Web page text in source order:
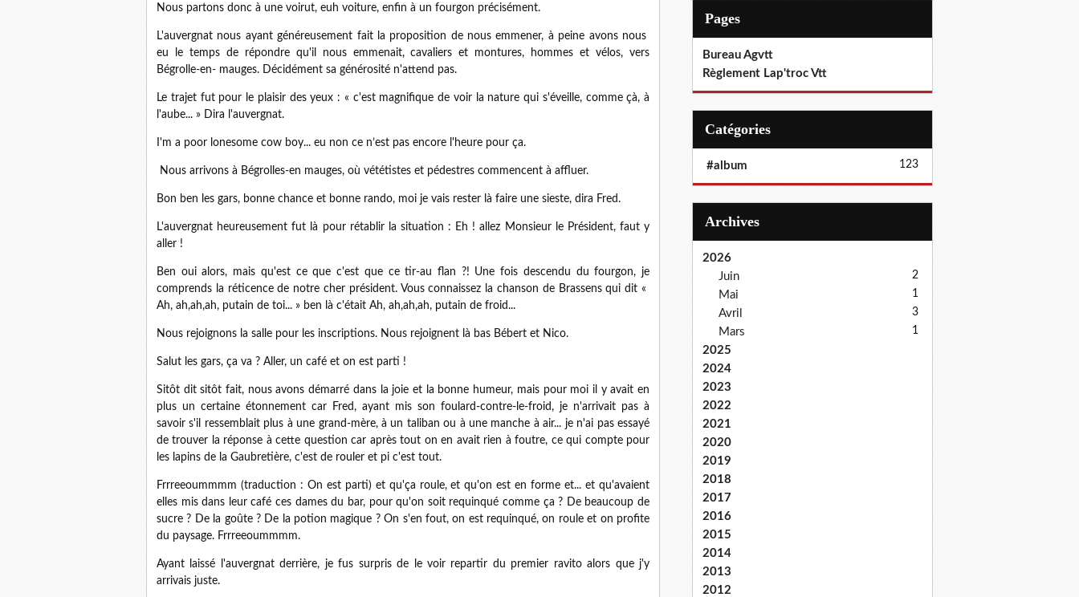
Nous partons donc à une voirut, euh voiture, enfin à un fourgon précisément.
L'auvergnat nous ayant généreusement fait la proposition de nous emmener, à peine avons nous
eu le temps de répondre qu'il nous emmenait, cavaliers et montures, hommes et vélos, vers
Bégrolle-en- mauges. Décidément sa générosité n'attend pas.
Le trajet fut pour le plaisir des yeux : « c'est magnifique de voir la nature qui s'éveille, comme çà, à
l'aube... » Dira l'auvergnat.
I'm a poor lonesome cow boy... eu non ce n’est pas encore l'heure pour ça.
Nous arrivons à Bégrolles-en mauges, où vététistes et pédestres commencent à affluer.
Bon ben les gars, bonne chance et bonne rando, moi je vais rester là faire une sieste, dira Fred.
L'auvergnat heureusement fut là pour rétablir la situation : Eh ! allez Monsieur le Président, faut y
aller !
Ben oui alors, mais qu'est ce que c'est que ce tir-au flan ?! Une fois descendu du fourgon, je
comprends la réticence de notre cher président. Vous connaissez la chanson de Brassens qui dit «
Ah, ah,ah,ah, putain de toi... » ben là c'était Ah, ah,ah,ah, putain de froid...
Nous rejoignons la salle pour les inscriptions. Nous rejoignent là bas Bébert et Nico.
Salut les gars, ça va ? Aller, un café et on est parti !
Sitôt dit sitôt fait, nous avons démarré dans la joie et la bonne humeur, mais pour moi il y avait en
plus un certaine étonnement car Fred, ayant mis son foulard-contre-le-froid, je n'arrivait pas à
savoir s'il ressemblait plus à une grand-mère, à un taliban ou à une manche à air... je n'ai pas essayé
de trouver la réponse à cette question car après tout on en avait rien à foutre, ce qui compte pour
les lapins de la Gaubretière, c'est de rouler et pi c'est tout.
Frrreeoummmm (traduction : On est parti) et qu'ça roule, et qu'on est en forme et... et qu'avaient
elles mis dans leur café ces dames du bar, pour qu'on soit requinqué comme ça ? De beaucoup de
sucre ? De la goûte ? De la potion magique ? On s'en fout, on est requinqué, on roule et on profite
du paysage. Frrreeoummmm.
Ayant laissé l'auvergnat derrière, je fus surpris de le voir repartir du premier ravito alors que j'y
arrivais juste.
Pages
Bureau Agvtt
Règlement Lap'troc Vtt
Catégories
#album 123
Archives
2026
Juin
2
Mai 1
Avril 3
Mars 1
2025
2024
2023
2022
2021
2020
2019
2018
2017
2016
2015
2014
2013
2012